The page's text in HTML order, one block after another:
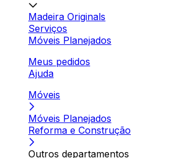
Madeira Originals
Serviços
Móveis Planejados
Meus pedidos
Ajuda
Móveis
Móveis Planejados
Reforma e Construção
Outros departamentos